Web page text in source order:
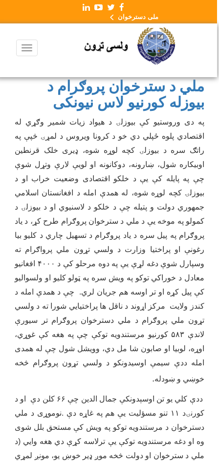
ملی دسترخوان
ملي د سترخوان پروګرام د
بیوزله کورنیو لاس نیونکی
په دی وروستیو کې بیوزلۍ د هیواد زیات شمیر وګړي له
اقتصادي پلوه ځپلي دي خو د کرونا ویروس د لمړۍ څپې په
راتګ سره د بیوزلۍ کچه لوړه شوه، ډیری خلک قرنطین
اوبیکاره شول، ښارونه، دوکانونه او لویې لارې وتړل شوې
چې په پایله کې یې د خلکو اقتصادی وضعیت خراب او د
بیوزلۍ کچه لوړه شوه، له همدې امله د افغانستان اسلامي
جمهوري دولت و پتیله چې د خلکو د لاسنیوي او د بیوزلۍ د
کمولو په موخه یې د ملي د سترخوان پروګرام طرح کړ، د یاد
پروګرام په پیل سره د یاد پروګرام د تسهیل چاري د کلیو بیا
رغونې او پراختیا وزارت د ولسي تړون ملي پرواګرام ته
وسپارل شوې دغه لړې یې په دوه مرحلو کې د ۴۰۰۰ افغانیو
معادل د خوراکي توکو په ویش سره په ټولو کلیو او ولسوالیو
کې پیل کړه او تر اوسه هم جریان لري. چې د همدې امله د
کندز ولایت مرکز اړوند د ناقل ها پراختیایي شورا ته د ولسي
تړون ملي پروګرام د ملي دسترخوان پروګرام تر سیورې
لاندې ۵۸۳ کورنیو مرستندویه توکې چې په هغه کې غوړي،
اوړه، لوبیا او صابون شا مل دي، وویشل شول چې له همدی
امله ددې سیمې اوسیدونکو د ولسي تړون پروګرام څخه
خوښي و ښودله.
ددې کلي یو تن اوسېدونکې جمال الدین چې ۶۶ کلن دې او د
کورنۍد ۱۱ تنو مسؤلیت یې هم په غاړه دې .نوموړی د ملي
دسترخوان د مرستندویه توکو په ویش کې مستحق بلل شوی
وه او دغه مرستندویه توکې یې ترلاسه کړې دي هغه وایي (د
ملي د سترخوان او دولت څخه موږ ډیر خوښ یو، مونږ لمړي